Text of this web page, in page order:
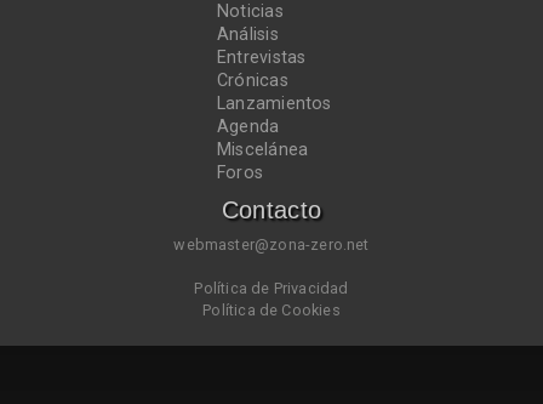
Noticias
Análisis
Entrevistas
Crónicas
Lanzamientos
Agenda
Miscelánea
Foros
Contacto
webmaster@zona-zero.net
Política de Privacidad
Política de Cookies